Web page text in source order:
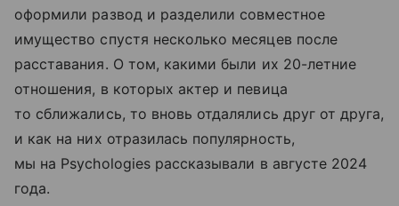
оформили развод и разделили совместное
имущество спустя несколько месяцев после
расставания. О том, какими были их 20-летние
отношения, в которых актер и певица
то сближались, то вновь отдалялись друг от друга,
и как на них отразилась популярность,
мы на Psychologies рассказывали в августе 2024
года.